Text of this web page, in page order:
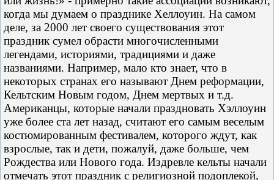
когда мы думаем о празднике Хеллоуин. На самом
деле, за 2000 лет своего существования этот
праздник сумел обрасти многочисленными
легендами, историями, традициями и даже
названиями. Например, мало кто знает, что в
некоторых странах его называют Днем реформации,
Кельтским Новым годом, Днем мертвых и т.д.
Американцы, которые начали праздновать Хэллоуин
уже более ста лет назад, считают его самым веселым
костюмированным фестивалем, которого ждут, как
взрослые, так и дети, пожалуй, даже больше, чем
Рождества или Нового года. Издревле кельты начали
отмечать этот праздник с религиозной подоплекой,